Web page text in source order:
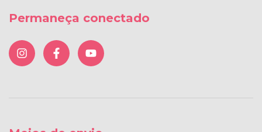
Permaneça conectado